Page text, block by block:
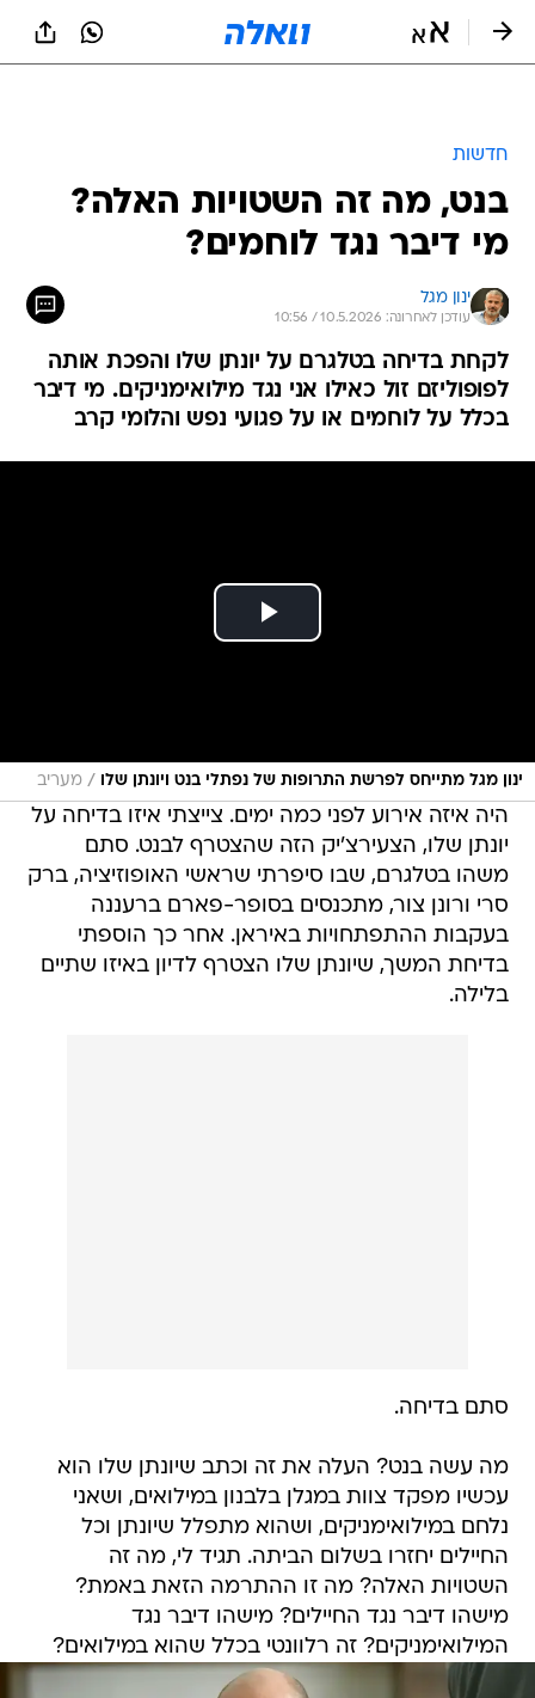
חדשות
בנט, מה זה השטויות האלה?
מי דיבר נגד לוחמים?
ינון מגל
עודכן לאחרונה: 10.5.2026 / 10:56
לקחת בדיחה בטלגרם על יונתן שלו והפכת אותה
לפופוליזם זול כאילו אני נגד מילואימניקים. מי דיבר
בכלל על לוחמים או על פגועי נפש והלומי קרב
ינון מגל מתייחס לפרשת התרופות של נפתלי בנט ויונתן שלו / מעריב
היה איזה אירוע לפני כמה ימים. צייצתי איזו בדיחה על
יונתן שלו, הצעירצ'יק הזה שהצטרף לבנט. סתם
משהו בטלגרם, שבו סיפרתי שראשי האופוזיציה, ברק
סרי ורונן צור, מתכנסים בסופר-פארם ברעננה
בעקבות ההתפתחויות באיראן. אחר כך הוספתי
בדיחת המשך, שיונתן שלו הצטרף לדיון באיזו שתיים
בלילה.
סתם בדיחה.
מה עשה בנט? העלה את זה וכתב שיונתן שלו הוא
עכשיו מפקד צוות במגלן בלבנון במילואים, ושאני
נלחם במילואימניקים, ושהוא מתפלל שיונתן וכל
החיילים יחזרו בשלום הביתה. תגיד לי, מה זה
השטויות האלה? מה זו ההתרמה הזאת באמת?
מישהו דיבר נגד החיילים? מישהו דיבר נגד
המילואימניקים? זה רלוונטי בכלל שהוא במילואים?